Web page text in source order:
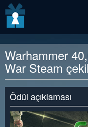
Warhammer
War Steam
Ödül açıklaması